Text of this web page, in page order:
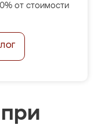
от стоимости